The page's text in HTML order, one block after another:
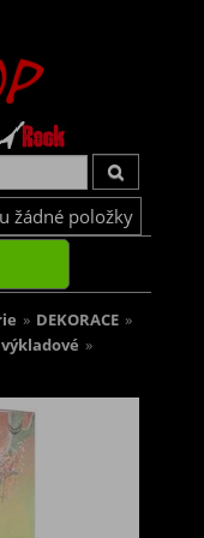
žádné položky
» DEKORACE »
»